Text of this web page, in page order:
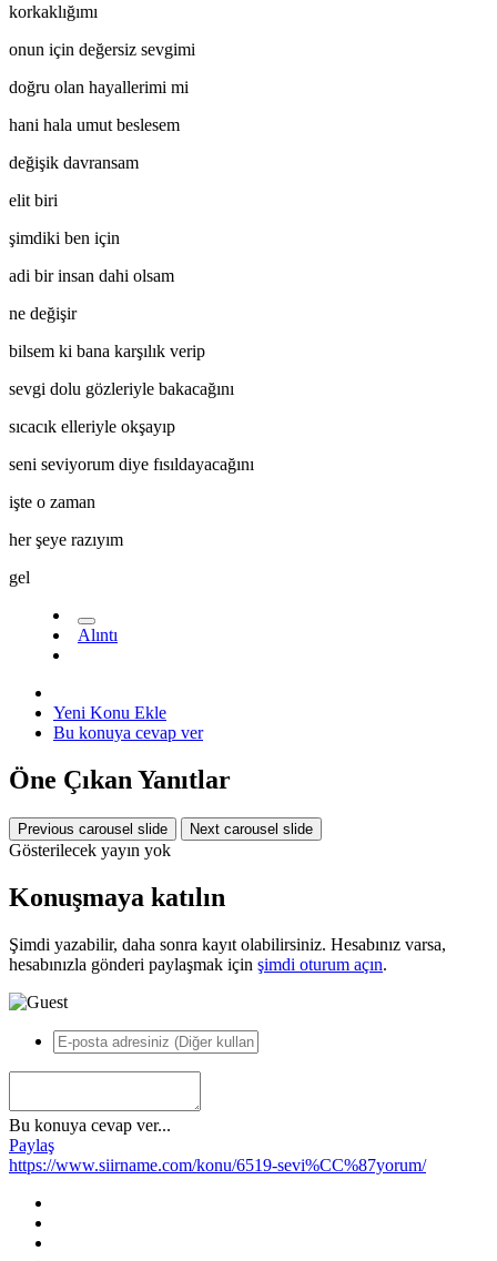
korkaklığımı
onun için değersiz sevgimi
doğru olan hayallerimi mi
hani hala umut beslesem
değişik davransam
elit biri
şimdiki ben için
adi bir insan dahi olsam
ne değişir
bilsem ki bana karşılık verip
sevgi dolu gözleriyle bakacağını
sıcacık elleriyle okşayıp
seni seviyorum diye fısıldayacağını
işte o zaman
her şeye razıyım
gel
Alıntı
Yeni Konu Ekle
Bu konuya cevap ver
Öne Çıkan Yanıtlar
Previous carousel slide Next carousel slide
Gösterilecek yayın yok
Konuşmaya katılın
Şimdi yazabilir, daha sonra kayıt olabilirsiniz. Hesabınız varsa,
hesabınızla gönderi paylaşmak için şimdi oturum açın.
Bu konuya cevap ver...
Paylaş
https://www.siirname.com/konu/6519-sevi%CC%87yorum/